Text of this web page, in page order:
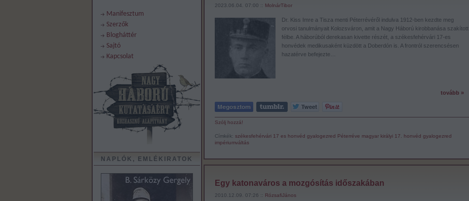
Manifesztum
Szerzők
Blogháttér
Sajtó
Kapcsolat
NAPLÓK, EMLÉKIRATOK
2023.06.04. 07:00 :: MolnárTibor
Dr. Kiss Imre a Tisza menti Péterrévéről indulva 1912-ben kezdte meg
orvosi tanulmányait Kolozsváron, amit a Nagy Háború kirobbanása szakított
félbe. A háborúból derekasan kivette részét, a székesfehérvári 17-es
honvédek medikusaként küzdött a Doberdón is. A frontról szerencsésen
hazatérve befejezte…
tovább »
Szólj hozzá!
Címkék: székesfehérvári 17 es honvéd gyalogezred Péterréve magyar királyi 17. honvéd gyalogezred
impériumváltás
Egy katonaváros a mozgósítás időszakában
2010.12.09. 07:26 :: RózsafiJános